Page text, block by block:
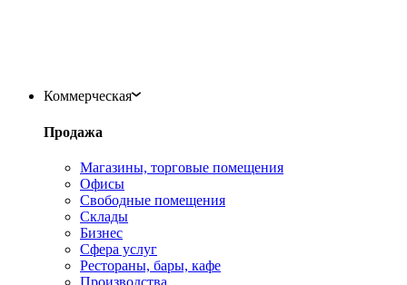
Коммерческая
Продажа
Магазины, торговые помещения
Офисы
Свободные помещения
Склады
Бизнес
Сфера услуг
Рестораны, бары, кафе
Производства